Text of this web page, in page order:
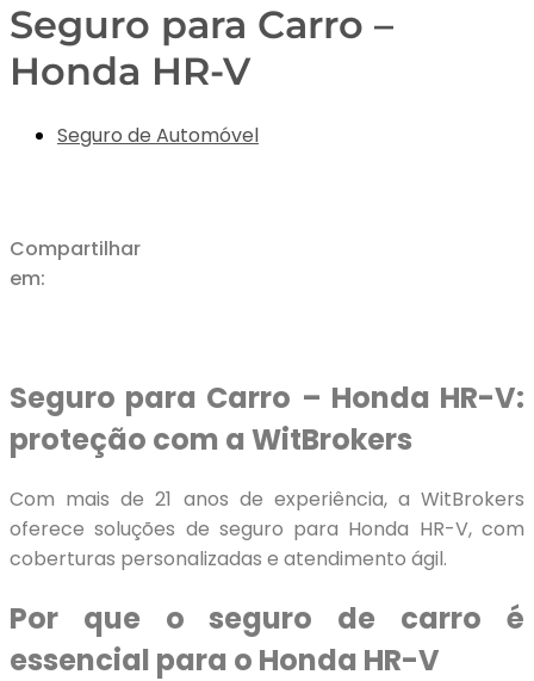
Seguro para Carro –
Honda HR-V
Seguro de Automóvel
Compartilhar
em:
Seguro para Carro – Honda HR-V:
proteção com a WitBrokers
Com mais de 21 anos de experiência, a WitBrokers
oferece soluções de seguro para Honda HR-V, com
coberturas personalizadas e atendimento ágil.
Por que o seguro de carro é
essencial para o Honda HR-V